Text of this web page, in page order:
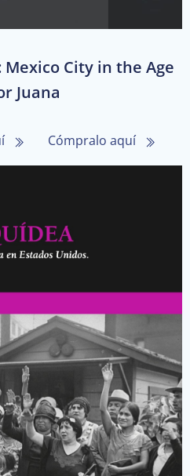
Mexico City in the Age
Juana
Cómpralo aquí